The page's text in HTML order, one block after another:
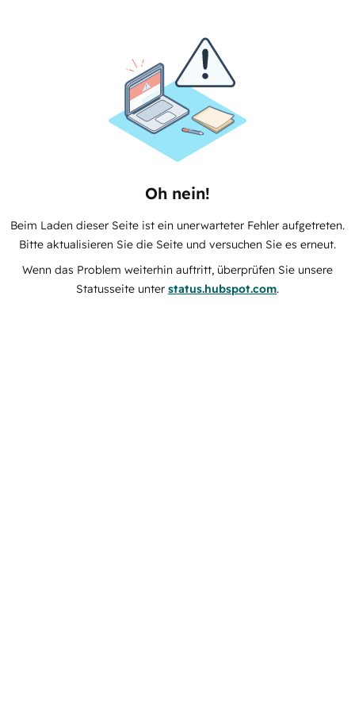
Oh nein!
Beim Laden dieser Seite ist ein unerwarteter Fehler aufgetreten.
Bitte aktualisieren Sie die Seite und versuchen Sie es erneut.
Wenn das Problem weiterhin auftritt, überprüfen Sie unsere
Statusseite unter status.hubspot.com.